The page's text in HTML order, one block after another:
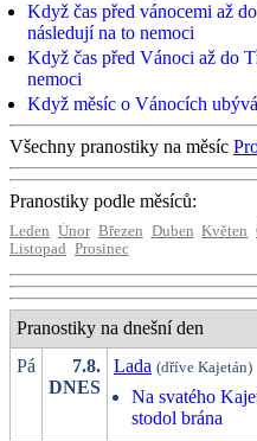
Když čas před vánocemi až
následují na to nemoci
Když čas před Vánoci až do
nemoci
Když měsíc o Vánocích
Všechny pranostiky na měsíc
Pranostiky podle měsíců:
Leden Únor Březen Duben Květen
Listopad Prosinec
Pranostiky na dnešní den
Pá
7.8.
DNES
Lada (dříve Kajetán)
Na svatého
stodol brána